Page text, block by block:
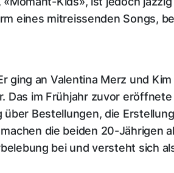
eines mitreissenden Songs,
ging an Valentina Merz und
Das im Frühjahr zuvor
Bestellungen, die
die beiden 20-Jährigen
bei und versteht sich